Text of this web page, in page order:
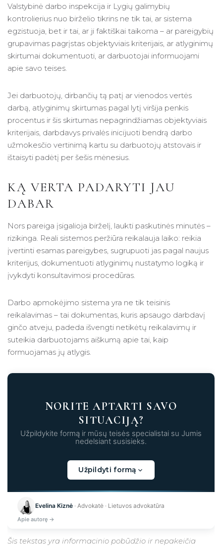
Valstybinė darbo inspekcija ir Lygių galimybių
kontrolierius nuo birželio tikrins ne tik tai, ar sistema
egzistuoja, bet ir tai, ar ji faktiškai taikoma – ar pareigybių
grupavimas pagrįstas objektyviais kriterijais, ar atlyginimų
skirtumai dokumentuoti, ar darbuotojai informuojami
apie savo teises.
Jei darbuotojų, dirbančių tą patį ar vienodos vertės
darbą, atlyginimų skirtumas pagal lytį viršija penkis
procentus ir šis skirtumas nepagrindžiamas objektyviais
kriterijais, darbdavys privalės inicijuoti bendrą darbo
užmokesčio vertinimą kartu su darbuotojų atstovais ir
ištaisyti padėtį per šešis mėnesius.
KĄ VERTA PADARYTI JAU
DABAR
Nors pareiga įsigalioja birželį, laukti paskutinės minutės –
rizikinga. Reali sistemos peržiūra reikalauja laiko: reikia
įvertinti esamas pareigybes, sugrupuoti jas pagal naujus
kriterijus, dokumentuoti atlyginimų nustatymo logiką ir
įvykdyti konsultavimosi procedūras.
Darbo apmokėjimo sistema yra ne tik teisinis
reikalavimas – tai dokumentas, kuris apsaugo darbdavį
ginčo atveju, padeda išvengti netikėtų reikalavimų ir
suteikia darbuotojams aiškumą apie tai, kaip
formuojamas jų atlygis.
NORITE APTARTI SAVO
SITUACIJĄ?
Užpildykite formą ir mūsų teisės specialistai su Jumis
nedelsiant susisieks.
Užpildyti formą
Kraunama...
Evelina Kiznė · Advokatė · Lietuvos advokatūra
Apie autorę →
Šis tekstas yra informacinio pobūdžio ir nepakeičia